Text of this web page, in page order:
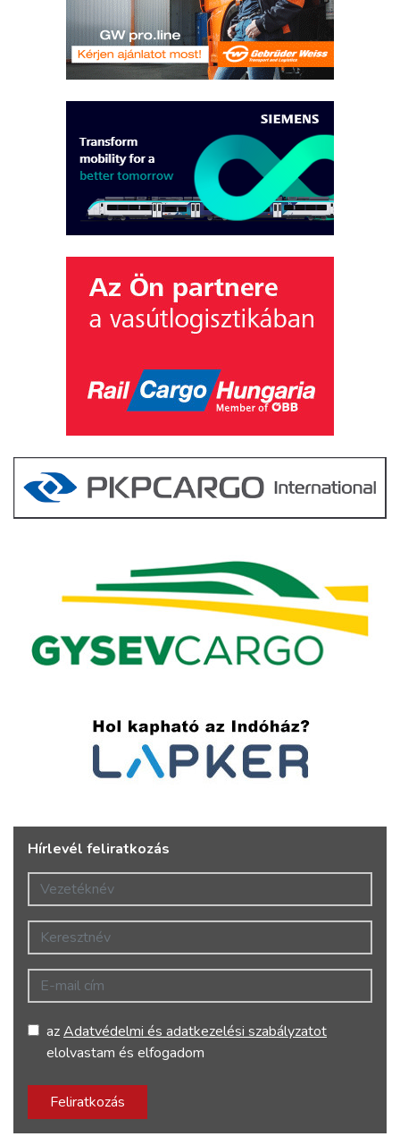
Hírlevél feliratkozás
Vezetéknév
Keresztnév
E-mail cím
azAdatvédelmi és adatkezelési szabályzatot
elolvastam és elfogadom
Feliratkozás